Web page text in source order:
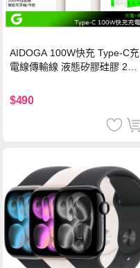
AIDOGA 100W快充 Type-C充
電線傳輸線 液態矽膠硅膠 2M
$490